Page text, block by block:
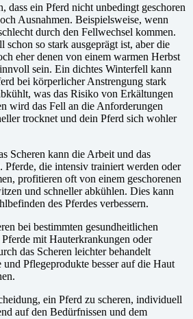
dass ein Pferd nicht unbedingt geschoren
Ausnahmen. Beispielsweise, wenn
durch den Fellwechsel kommen.
so stark ausgeprägt ist, aber die
eher denen von einem warmen Herbst
sein. Ein dichtes Winterfell kann
bei körperlicher Anstrengung stark
was das Risiko von Erkältungen
wird das Fell an die Anforderungen
trocknet und dein Pferd sich wohler
Scheren kann die Arbeit und das
Pferde, die intensiv trainiert werden oder
profitieren oft von einem geschorenen
und schneller abkühlen. Dies kann
des Pferdes verbessern.
bei bestimmten gesundheitlichen
mit Hauterkrankungen oder
das Scheren leichter behandelt
Pflegeprodukte besser auf die Haut
ein Pferd zu scheren, individuell
auf den Bedürfnissen und dem